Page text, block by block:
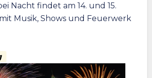
Nacht findet am 14. und 15.
Musik, Shows und Feuerwerk